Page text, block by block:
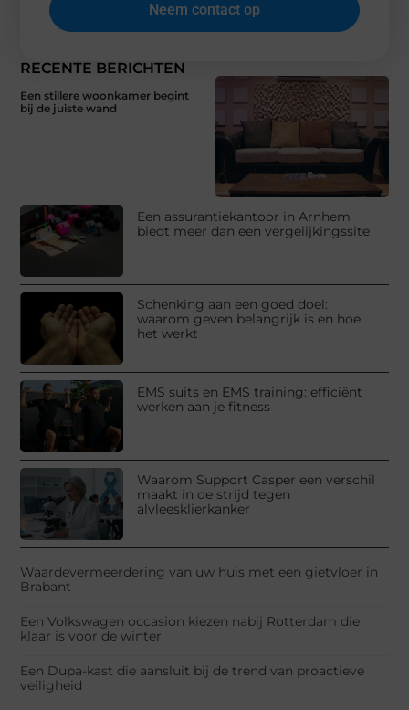
RECENTE BERICHTEN
Een stillere woonkamer begint
bij de juiste wand
Een assurantiekantoor in Arnhem
biedt meer dan een vergelijkingssite
Schenking aan een goed doel:
waarom geven belangrijk is en hoe
het werkt
EMS suits en EMS training: efficiënt
werken aan je fitness
Waarom Support Casper een verschil
maakt in de strijd tegen
alvleesklierkanker
Waardevermeerdering van uw huis met een gietvloer in
Brabant
Een Volkswagen occasion kiezen nabij Rotterdam die
klaar is voor de winter
Een Dupa-kast die aansluit bij de trend van proactieve
veiligheid
Neem contact op